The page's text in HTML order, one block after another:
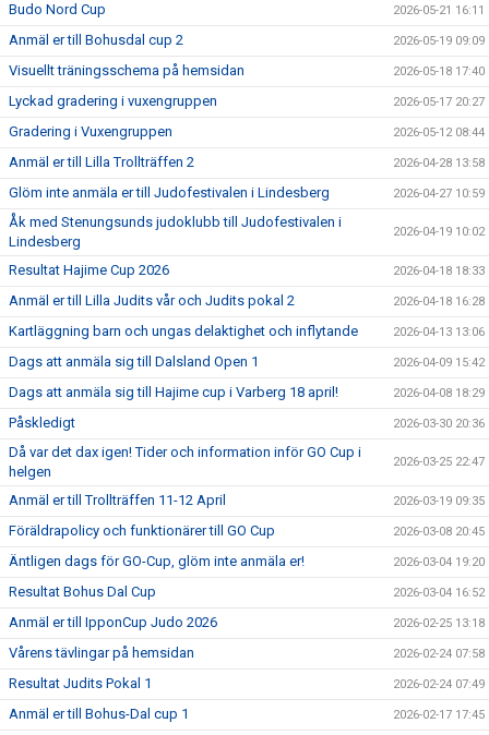
Budo Nord Cup 2026-05-21 16:11
Anmäl er till Bohusdal cup 2 2026-05-19 09:09
Visuellt träningsschema på hemsidan 2026-05-18 17:40
Lyckad gradering i vuxengruppen 2026-05-17 20:27
Gradering i Vuxengruppen 2026-05-12 08:44
Anmäl er till Lilla Trollträffen 2 2026-04-28 13:58
Glöm inte anmäla er till Judofestivalen i Lindesberg 2026-04-27 10:59
Åk med Stenungsunds judoklubb till Judofestivalen i
Lindesberg
2026-04-19 10:02
Resultat Hajime Cup 2026 2026-04-18 18:33
Anmäl er till Lilla Judits vår och Judits pokal 2 2026-04-18 16:28
Kartläggning barn och ungas delaktighet och inflytande 2026-04-13 13:06
Dags att anmäla sig till Dalsland Open 1 2026-04-09 15:42
Dags att anmäla sig till Hajime cup i Varberg 18 april! 2026-04-08 18:29
Påskledigt 2026-03-30 20:36
Då var det dax igen! Tider och information inför GO Cup i
helgen
2026-03-25 22:47
Anmäl er till Trollträffen 11-12 April 2026-03-19 09:35
Föräldrapolicy och funktionärer till GO Cup 2026-03-08 20:45
Äntligen dags för GO-Cup, glöm inte anmäla er! 2026-03-04 19:20
Resultat Bohus Dal Cup 2026-03-04 16:52
Anmäl er till IpponCup Judo 2026 2026-02-25 13:18
Vårens tävlingar på hemsidan 2026-02-24 07:58
Resultat Judits Pokal 1 2026-02-24 07:49
Anmäl er till Bohus-Dal cup 1 2026-02-17 17:45